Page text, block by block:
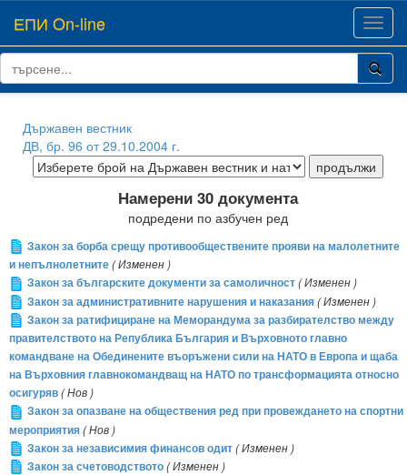
ЕПИ On-line
Държавен вестник
ДВ, бр. 96 от 29.10.2004 г.
Намерени 30 документа
подредени по азбучен ред
Закон за борба срещу противообществените прояви на малолетните
и непълнолетните( Изменен )
Закон за българските документи за самоличност( Изменен )
Закон за административните нарушения и наказания( Изменен )
Закон за ратифициране на Меморандума за разбирателство между
правителството на Република България и Върховното главно
командване на Обединените въоръжени сили на НАТО в Европа и щаба
на Върховния главнокомандващ на НАТО по трансформацията относно
осигуряв( Нов )
Закон за опазване на обществения ред при провеждането на спортни
мероприятия( Нов )
Закон за независимия финансов одит( Изменен )
Закон за счетоводството( Изменен )